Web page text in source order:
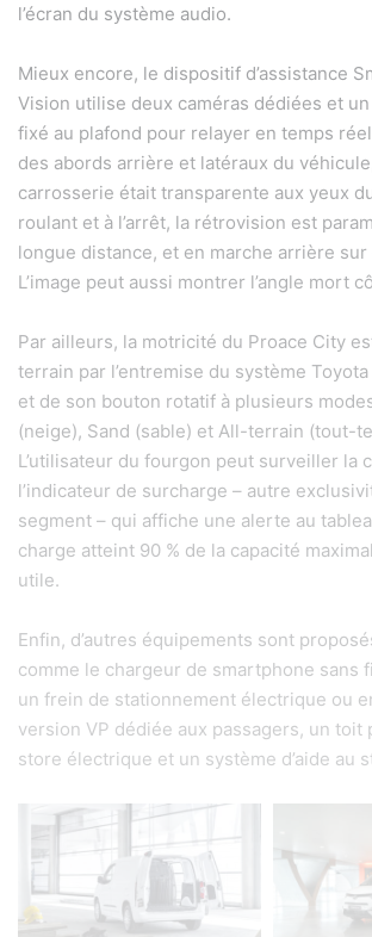
l’écran du système audio.
Mieux encore, le dispositif d’assistance
Vision utilise deux caméras dédiées et
fixé au plafond pour relayer en temps
des abords arrière et latéraux du
carrosserie était transparente aux yeux
roulant et à l’arrêt, la rétrovision est
longue distance, et en marche arrière
L’image peut aussi montrer l’angle mort
Par ailleurs, la motricité du Proace City
terrain par l’entremise du système
et de son bouton rotatif à plusieurs
(neige), Sand (sable) et All-terrain (tout-
L’utilisateur du fourgon peut surveiller la
l’indicateur de surcharge – autre
segment – qui affiche une alerte au
charge atteint 90 % de la capacité
utile.
Enfin, d’autres équipements sont
comme le chargeur de smartphone sans
un frein de stationnement électrique ou
version VP dédiée aux passagers, un toit
store électrique et un système d’aide au